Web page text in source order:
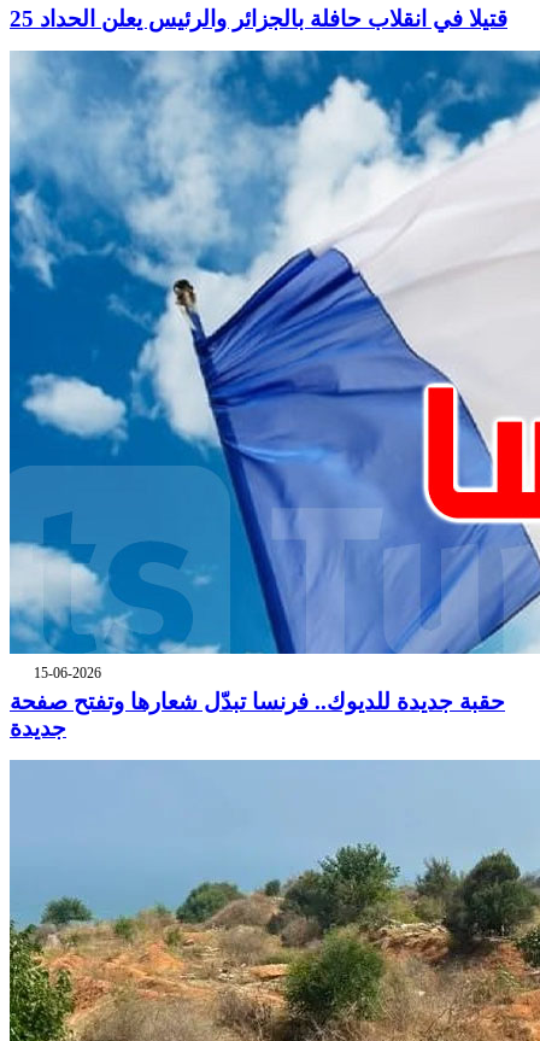
25 قتيلا في انقلاب حافلة بالجزائر والرئيس يعلن الحداد
15-06-2026
حقبة جديدة للديوك.. فرنسا تبدّل شعارها وتفتح صفحة
جديدة